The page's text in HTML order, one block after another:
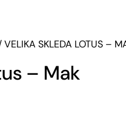
VELIKA SKLEDA LOTUS –
– Mak